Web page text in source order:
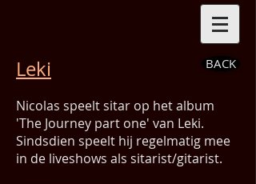
Leki
Nicolas speelt sitar op het album
'The Journey part one' van Leki.
Sindsdien speelt hij regelmatig mee
in de liveshows als sitarist/gitarist.
BACK